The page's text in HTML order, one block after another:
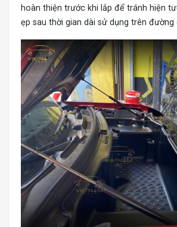
hoàn thiện trước khi lắp để tránh hiện
ẹp sau thời gian dài sử dụng trên đường